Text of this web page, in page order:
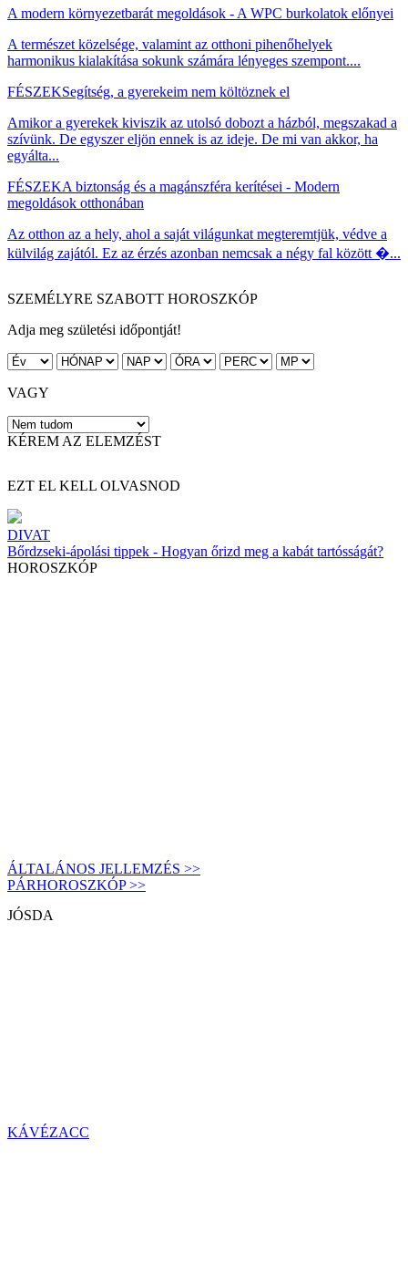
A modern környezetbarát megoldások - A WPC burkolatok előnyei
A természet közelsége, valamint az otthoni pihenőhelyek
harmonikus kialakítása sokunk számára lényeges szempont....
FÉSZEKSegítség, a gyerekeim nem költöznek el
Amikor a gyerekek kiviszik az utolsó dobozt a házból, megszakad a
szívünk. De egyszer eljön ennek is az ideje. De mi van akkor, ha
egyálta...
FÉSZEKA biztonság és a magánszféra kerítései - Modern
megoldások otthonában
Az otthon az a hely, ahol a saját világunkat megteremtjük, védve a
külvilág zajától. Ez az érzés azonban nemcsak a négy fal között �...
SZEMÉLYRE SZABOTT HOROSZKÓP
Adja meg születési időpontját!
VAGY
KÉREM AZ ELEMZÉST
EZT EL KELL OLVASNOD
DIVAT
Bőrdzseki-ápolási tippek - Hogyan őrizd meg a kabát tartósságát?
HOROSZKÓP
ÁLTALÁNOS JELLEMZÉS >>
PÁRHOROSZKÓP >>
JÓSDA
KÁVÉZACC